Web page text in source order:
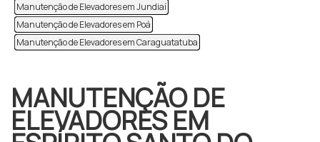
Manutenção de Elevadores em Jundiaí
Manutenção de Elevadores em Poá
Manutenção de Elevadores em Caraguatatuba
MANUTENÇÃO DE
ELEVADORES EM